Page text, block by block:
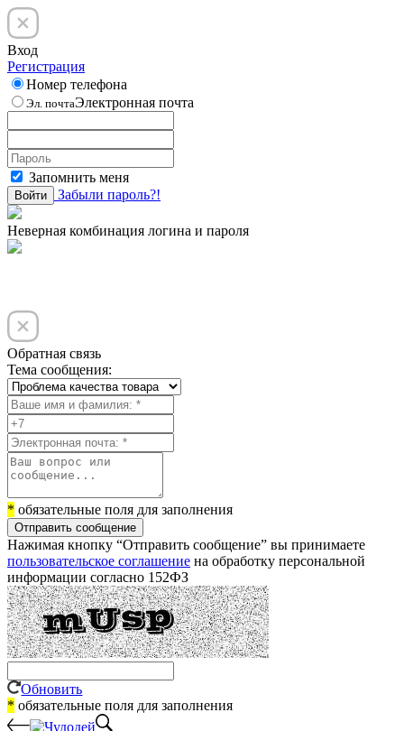
Вход
Регистрация
Номер телефона
Эл. почтаЭлектронная почта
Запомнить меня
Войти Забыли пароль?!
Неверная комбинация логина и пароля
Обратная связь
Тема сообщения:
* обязательные поля для заполнения
Отправить сообщение
Нажимая кнопку “Отправить сообщение” вы принимаете
пользовательское соглашение на обработку персональной
информации согласно 152ФЗ
Обновить
* обязательные поля для заполнения